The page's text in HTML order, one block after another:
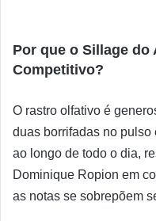
Por que o Sillage do
Competitivo?
O rastro olfativo é
duas borrifadas no pulso
ao longo de todo o dia,
Dominique Ropion em
as notas se sobrepõem